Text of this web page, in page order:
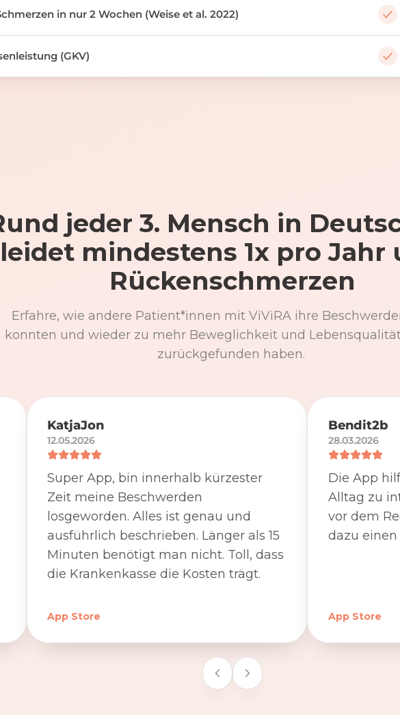
in nur 2 Wochen (Weise et al. 2022)
(GKV)
jeder 3. Mensch in
leidet mindestens 1x pro Jahr
Rückenschmerzen
Erfahre, wie andere Patient*innen mit ViViRA ihre
konnten und wieder zu mehr Beweglichkeit und
zurückgefunden haben.
KatjaJon
12.05.2026
Super App, bin innerhalb kürzester
Zeit meine Beschwerden
losgeworden. Alles ist genau und
ausführlich beschrieben. Länger als 15
Minuten benötigt man nicht. Toll, dass
die Krankenkasse die Kosten trägt.
App Store
Bendit2b
28.03.2026
Die App
Alltag zu
vor dem
dazu einen
App Store